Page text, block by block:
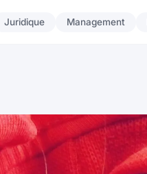
Juridique Management